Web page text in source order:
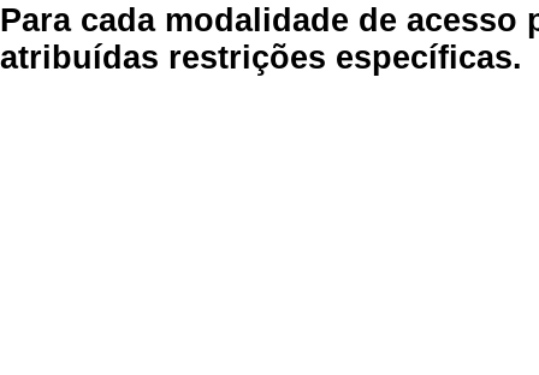
Para cada modalidade de
atribuídas restrições específicas.